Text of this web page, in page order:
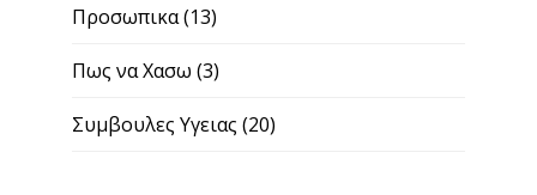
Προσωπικα(13)
Πως να Χασω (3)
Συμβουλες Υγειας (20)